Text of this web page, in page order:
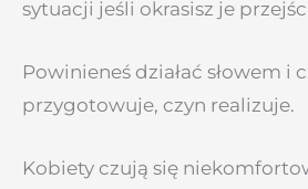
sytuacji jeśli okrasisz je
Powinieneś działać słowem i
przygotowuje, czyn realizuje.
Kobiety czują się